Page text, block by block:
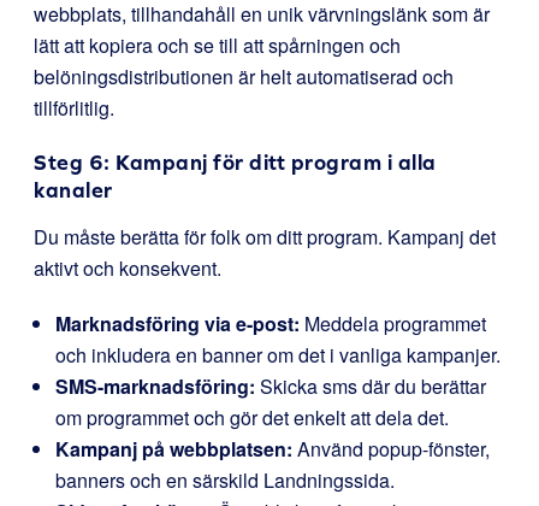
webbplats, tillhandahåll en unik värvningslänk som är
lätt att kopiera och se till att spårningen och
belöningsdistributionen är helt automatiserad och
tillförlitlig.
Steg 6: Kampanj för ditt program i alla
kanaler
Du måste berätta för folk om ditt program. Kampanj det
aktivt och konsekvent.
Marknadsföring via e-post: Meddela programmet
och inkludera en banner om det i vanliga kampanjer.
SMS-marknadsföring: Skicka sms där du berättar
om programmet och gör det enkelt att dela det.
Kampanj på webbplatsen: Använd popup-fönster,
banners och en särskild Landningssida.